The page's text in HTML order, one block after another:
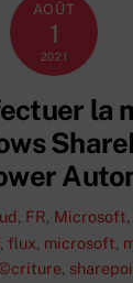
AOÛT
1
2021
la
, FR, Microsoft,
, flux, microsoft,
,